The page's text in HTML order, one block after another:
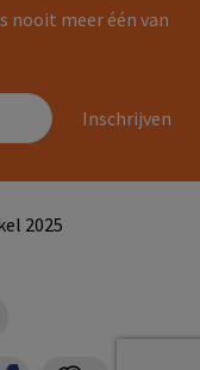
nooit meer één van
2025